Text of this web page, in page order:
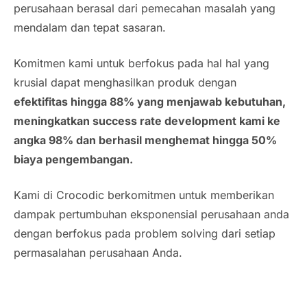
perusahaan berasal dari pemecahan masalah yang
mendalam dan tepat sasaran.
Komitmen kami untuk berfokus pada hal hal yang
krusial dapat menghasilkan produk dengan
efektifitas hingga 88% yang menjawab kebutuhan,
meningkatkan success rate development kami ke
angka 98% dan berhasil menghemat hingga 50%
biaya pengembangan.
Kami di Crocodic berkomitmen untuk memberikan
dampak pertumbuhan eksponensial perusahaan anda
dengan berfokus pada problem solving dari setiap
permasalahan perusahaan Anda.